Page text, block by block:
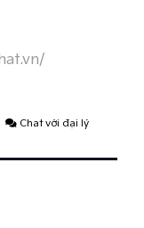
Chat với đại lý